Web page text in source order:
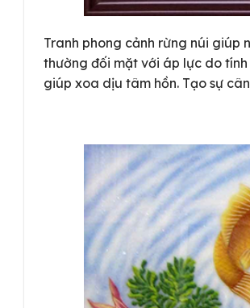
Tranh phong cảnh rừng núi giúp
thường đối mặt với áp lực do
giúp xoa dịu tâm hồn. Tạo sự